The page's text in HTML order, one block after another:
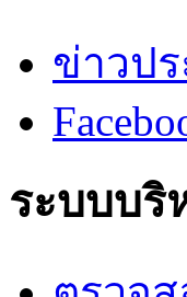
ข่าวป
ระบบบริ